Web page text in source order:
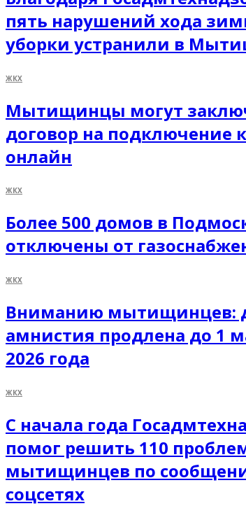
пять нарушений хода
уборки устранили в
ЖКХ
Мытищинцы могут
договор на подключение
онлайн
ЖКХ
Более 500 домов в
отключены от
ЖКХ
Вниманию мытищинцев:
амнистия продлена до 1
2026 года
ЖКХ
С начала года
помог решить 110
мытищинцев по
соцсетях